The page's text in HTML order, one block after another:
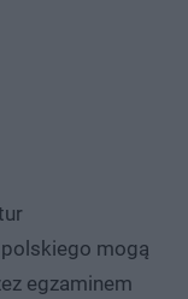
mogą
egzaminem